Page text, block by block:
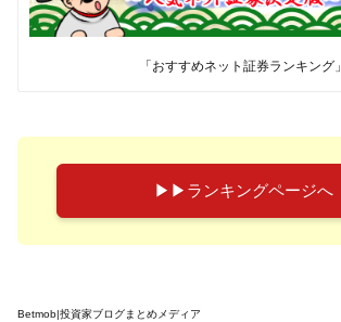
「おすすめネット証券ランキング」
▶︎▶︎ランキングページへ
Betmob|投資家ブログまとめメディア